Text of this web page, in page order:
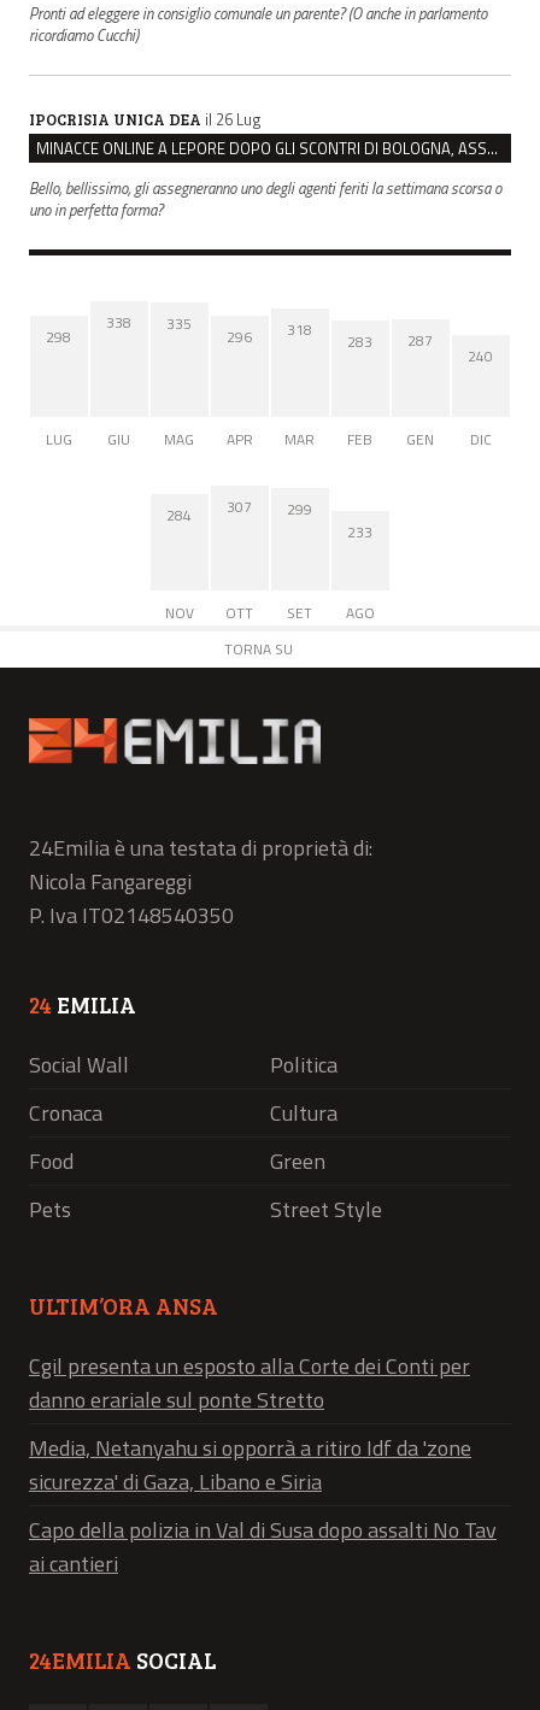
Pronti ad eleggere in consiglio comunale un parente? (O anche in parlamento
ricordiamo Cucchi)
IPOCRISIA UNICA DEA il 26 Lug
MINACCE ONLINE A LEPORE DOPO GLI SCONTRI DI BOLOGNA, ASSEGNATA LA SCORTA AL SINDACO
Bello, bellissimo, gli assegneranno uno degli agenti feriti la settimana scorsa o
uno in perfetta forma?
298
LUG
338
GIU
335
MAG
296
APR
318
MAR
283
FEB
287
GEN
240
DIC
284
NOV
307
OTT
299
SET
233
AGO
TORNA SU
24Emilia è una testata di proprietà di:
Nicola Fangareggi
P. Iva IT02148540350
24 EMILIA
Social Wall
Politica
Cronaca
Cultura
Food
Green
Pets
Street Style
ULTIM’ORA ANSA
Cgil presenta un esposto alla Corte dei Conti per
danno erariale sul ponte Stretto
Media, Netanyahu si opporrà a ritiro Idf da 'zone
sicurezza' di Gaza, Libano e Siria
Capo della polizia in Val di Susa dopo assalti No Tav
ai cantieri
24EMILIA SOCIAL